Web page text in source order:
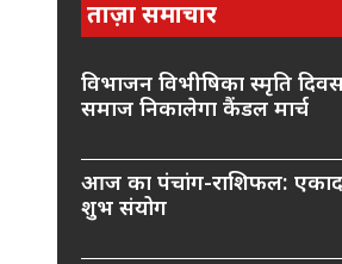
ताज़ा समाचार
विभाजन विभीषिका स्मृति
समाज निकालेगा कैंडल मार्च
आज का पंचांग-राशिफल:
शुभ संयोग